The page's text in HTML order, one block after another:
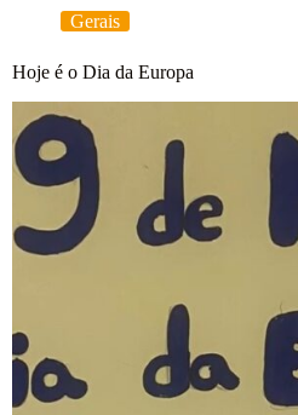
Gerais
Hoje é o Dia da Europa